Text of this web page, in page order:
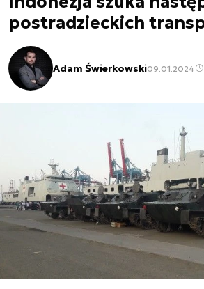
postradzieckich
Adam Świerkowski09.01.2024